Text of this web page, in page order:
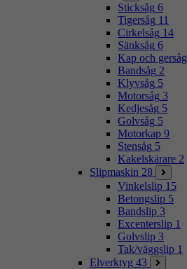
Sticksåg 6
Tigersåg 11
Cirkelsåg 14
Sänksåg 6
Kap och gersåg
Bandsåg 2
Klyvsåg 5
Motorsåg 3
Kedjesåg 5
Golvsåg 5
Motorkap 9
Stensåg 5
Kakelskärare 2
Slipmaskin 28
Vinkelslip 15
Betongslip 5
Bandslip 3
Excenterslip 1
Golvslip 3
Tak/väggslip 1
Elverktyg 43